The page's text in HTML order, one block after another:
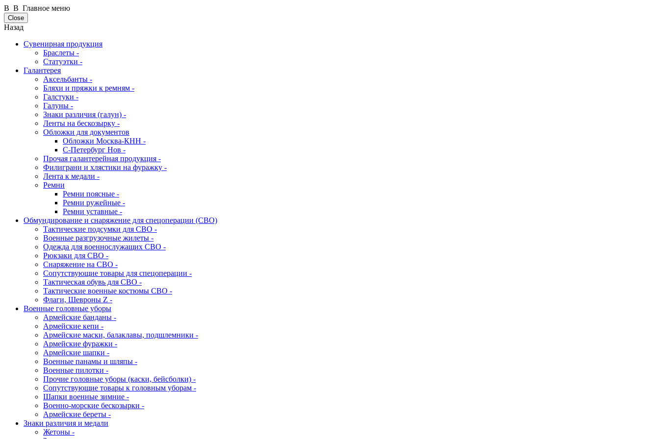
В В Главное меню
Close
Назад
Сувенирная продукция
Браслеты -
Статуэтки -
Галантерея
Аксельбанты -
Бляхи и пряжки к ремням -
Галстуки -
Галуны -
Знаки различия (галун) -
Ленты на бескозырку -
Обложки для документов
Обложки Москва-КНН -
С-Петербург Нов -
Прочая галантерейная продукция -
Филиграни и хлястики на фуражку -
Лента к медали -
Ремни
Ремни поясные -
Ремни ружейные -
Ремни уставные -
Обмундирование и снаряжение для спецоперации (СВО)
Тактические подсумки для СВО -
Военные разгрузочные жилеты -
Одежда для военнослужащих СВО -
Рюкзаки для СВО -
Снаряжение на СВО -
Сопутствующие товары для спецоперации -
Тактическая обувь для СВО -
Тактические военные костюмы СВО -
Флаги, Шевроны Z -
Военные головные уборы
Армейские банданы -
Армейские кепи -
Армейские маски, балаклавы, подшлемники -
Армейские фуражки -
Армейские шапки -
Военные панамы и шляпы -
Военные пилотки -
Прочие головные уборы (каски, бейсболки) -
Сопутствующие товары к головным уборам -
Шапки военные зимние -
Военно-морские бескозырки -
Армейские береты -
Знаки различия и медали
Жетоны -